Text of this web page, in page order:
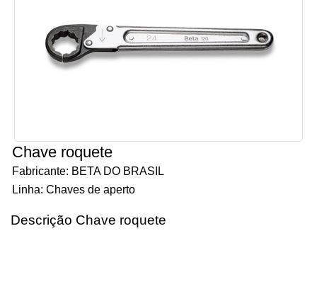
Chave roquete
Fabricante: BETA DO BRASIL
Linha: Chaves de aperto
Descrição Chave roquete